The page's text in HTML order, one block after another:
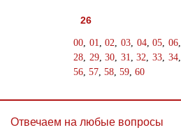
26
00, 01,02, 03, 04,05, 06
28, 29,30, 31,32, 33, 34
56, 57, 58, 59, 60
Отвечаем на любые вопросы